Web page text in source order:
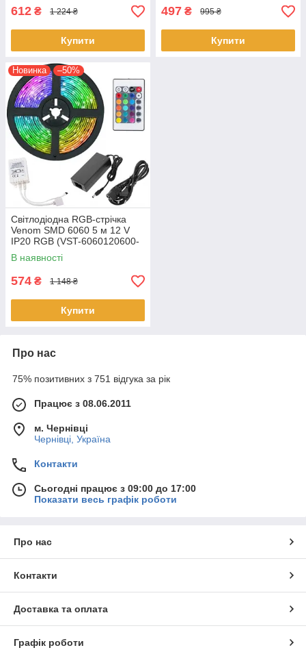
612 ₴ 1 224 ₴
Купити
497 ₴ 995 ₴
Купити
Новинка –50%
Світлодіодна RGB-стрічка
Venom SMD 6060 5 м 12 V
IP20 RGB (VST-6060120600-
RGB) з пультом і блоком
живлення
В наявності
574 ₴ 1 148 ₴
Купити
Про нас
75% позитивних з 751 відгука за рік
Працює з 08.06.2011
м. Чернівці
Чернівці, Україна
Контакти
Сьогодні працює з 09:00 до 17:00
Показати весь графік роботи
Про нас
Контакти
Доставка та оплата
Графік роботи